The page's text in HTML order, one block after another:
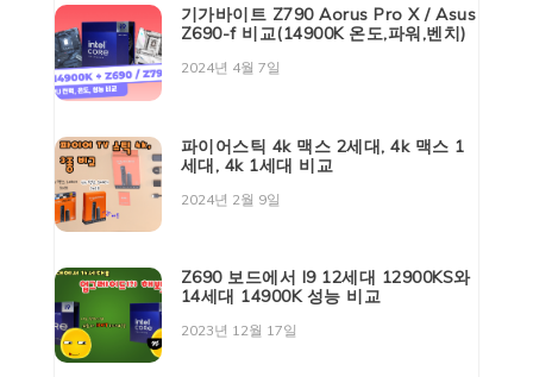
기가바이트 Z790 Aorus Pro X / Asus
Z690-f 비교(14900K 온도,파워,벤치)
2024년 4월 7일
파이어스틱 4k 맥스 2세대, 4k 맥스 1
세대, 4k 1세대 비교
2024년 2월 9일
Z690 보드에서 I9 12세대 12900KS와
14세대 14900K 성능 비교
2023년 12월 17일